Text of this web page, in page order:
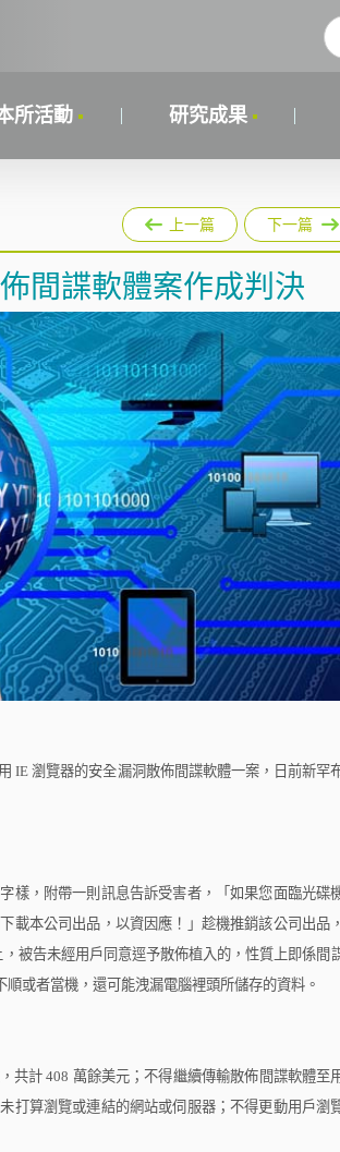
所活動 研究成果
上一篇 下一篇
間諜軟體案作成判決
IE瀏覽器的安全漏洞散佈間諜軟體一案，日前新罕
，附帶一則訊息告訴受害者，「如果您面臨光碟
載本公司出品，以資因應！」趁機推銷該公司出品
被告未經用戶同意逕予散佈植入的，性質上即係間
或者當機，還可能洩漏電腦裡頭所儲存的資料。
共計 408 萬餘美元；不得繼續傳輸散佈間諜軟體至
打算瀏覽或連結的網站或伺服器；不得更動用戶瀏